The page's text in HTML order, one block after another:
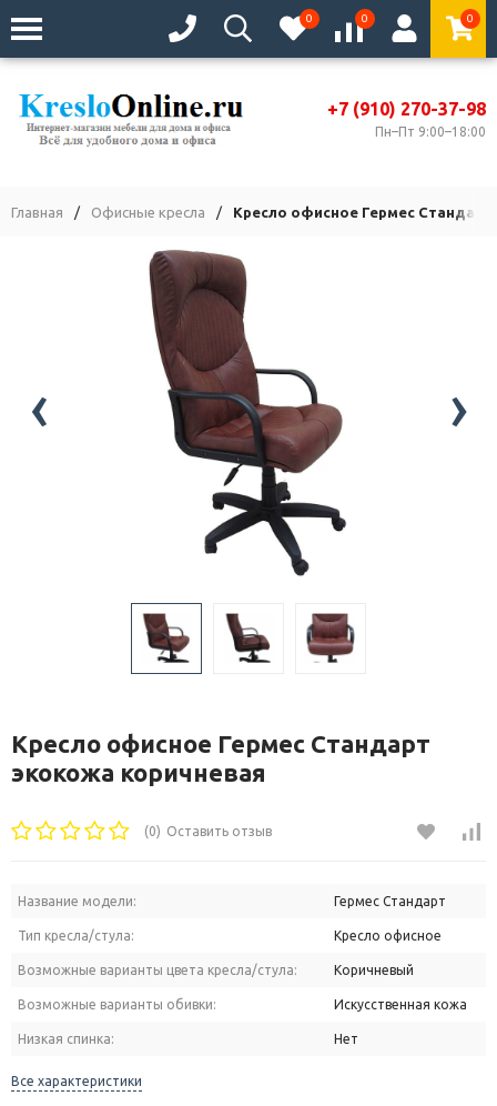
0 0 0
+7 (910) 270-37-98
Пн–Пт 9:00–18:00
Главная / Офисные кресла / Кресло офисное Гермес
‹ ›
Кресло офисное Гермес Стандарт
экокожа коричневая
(0) Оставить отзыв
Название модели: Гермес Стандарт
Тип кресла/стула: Кресло офисное
Возможные варианты цвета кресла/стула: Коричневый
Возможные варианты обивки: Искусственная кожа
Низкая спинка: Нет
Все характеристики